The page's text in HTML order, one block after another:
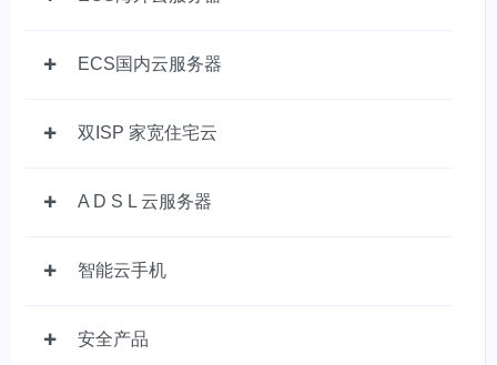
ECS国内云服务器
双ISP 家宽住宅云
A D S L 云服务器
智能云手机
安全产品